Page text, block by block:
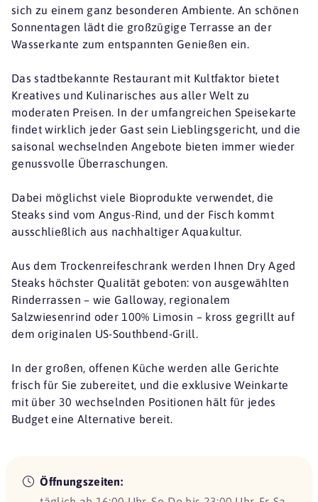
sich zu einem ganz besonderen Ambiente. An schönen
Sonnentagen lädt die großzügige Terrasse an der
Wasserkante zum entspannten Genießen ein.
Das stadtbekannte Restaurant mit Kultfaktor bietet
Kreatives und Kulinarisches aus aller Welt zu
moderaten Preisen. In der umfangreichen Speisekarte
findet wirklich jeder Gast sein Lieblingsgericht, und die
saisonal wechselnden Angebote bieten immer wieder
genussvolle Überraschungen.
Dabei möglichst viele Bioprodukte verwendet, die
Steaks sind vom Angus-Rind, und der Fisch kommt
ausschließlich aus nachhaltiger Aquakultur.
Aus dem Trockenreifeschrank werden Ihnen Dry Aged
Steaks höchster Qualität geboten: von ausgewählten
Rinderrassen – wie Galloway, regionalem
Salzwiesenrind oder 100% Limosin – kross gegrillt auf
dem originalen US-Southbend-Grill.
In der großen, offenen Küche werden alle Gerichte
frisch für Sie zubereitet, und die exklusive Weinkarte
mit über 30 wechselnden Positionen hält für jedes
Budget eine Alternative bereit.
Öffnungszeiten: